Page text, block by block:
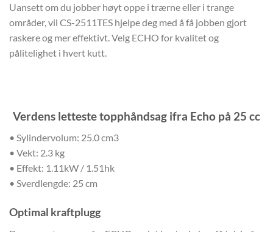
Uansett om du jobber høyt oppe i trærne eller i trange
områder, vil CS-2511TES hjelpe deg med å få jobben gjort
raskere og mer effektivt. Velg ECHO for kvalitet og
pålitelighet i hvert kutt.
Verdens letteste topphåndsag ifra Echo på 25 cc
• Sylindervolum: 25.0 cm3
• Vekt: 2.3 kg
• Effekt: 1.11kW / 1.51hk
• Sverdlengde: 25 cm
Optimal kraftplugg